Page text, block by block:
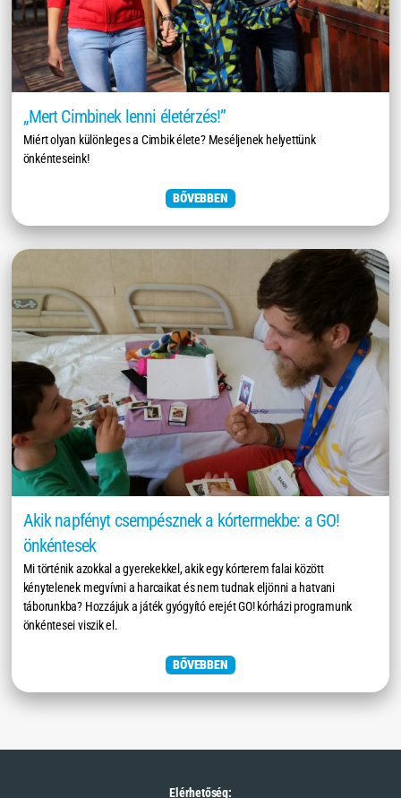
„Mert Cimbinek lenni életérzés!”
Miért olyan különleges a Cimbik élete? Meséljenek helyettünk
önkénteseink!
BŐVEBBEN
Akik napfényt csempésznek a kórtermekbe: a GO!
önkéntesek
Mi történik azokkal a gyerekekkel, akik egy kórterem falai között
kénytelenek megvívni a harcaikat és nem tudnak eljönni a hatvani
táborunkba? Hozzájuk a játék gyógyító erejét GO! kórházi programunk
önkéntesei viszik el.
BŐVEBBEN
Elérhetőség: